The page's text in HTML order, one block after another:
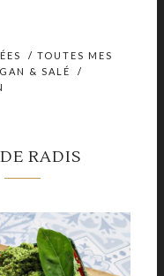
/ TOUTES MES
& SALÉ
/
RADIS